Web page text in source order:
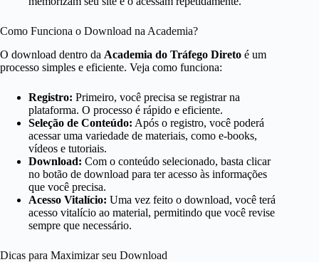
Como Funciona o Download na Academia?
O download dentro da Academia do Tráfego Direto é um
processo simples e eficiente. Veja como funciona:
Registro: Primeiro, você precisa se registrar na
plataforma. O processo é rápido e eficiente.
Seleção de Conteúdo: Após o registro, você poderá
acessar uma variedade de materiais, como e-books,
vídeos e tutoriais.
Download: Com o conteúdo selecionado, basta clicar
no botão de download para ter acesso às informações
que você precisa.
Acesso Vitalício: Uma vez feito o download, você terá
acesso vitalício ao material, permitindo que você revise
sempre que necessário.
Dicas para Maximizar seu Download